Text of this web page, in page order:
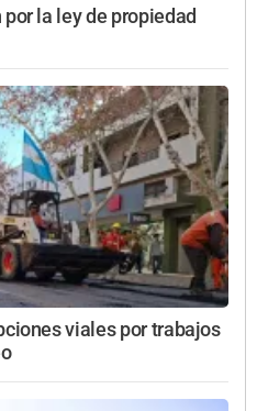
la ley de propiedad
viales por trabajos